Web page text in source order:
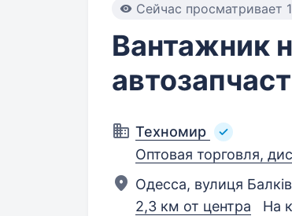
Cейчас просматривает
Вантажник
Техномир
Оптовая торговля,
Одесса, вулиця
2,3 км от центра
На